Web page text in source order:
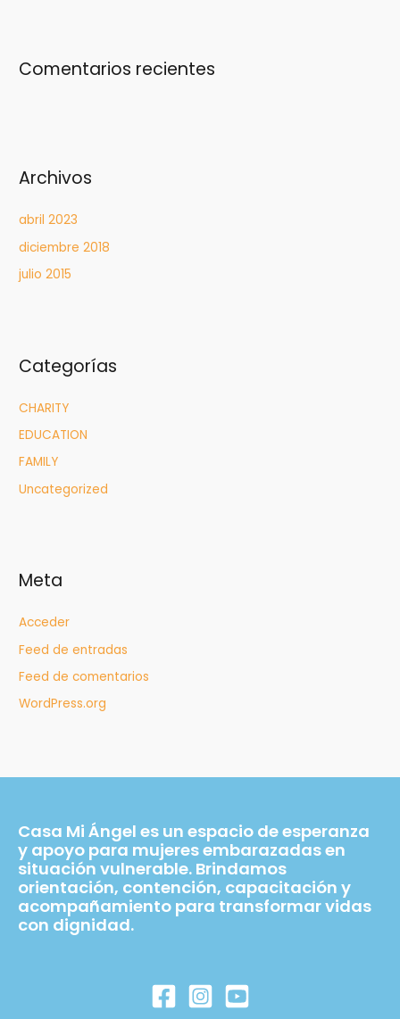
Comentarios recientes
Archivos
abril 2023
diciembre 2018
julio 2015
Categorías
CHARITY
EDUCATION
FAMILY
Uncategorized
Meta
Acceder
Feed de entradas
Feed de comentarios
WordPress.org
Casa Mi Ángel es un espacio de esperanza
y apoyo para mujeres embarazadas en
situación vulnerable. Brindamos
orientación, contención, capacitación y
acompañamiento para transformar vidas
con dignidad.